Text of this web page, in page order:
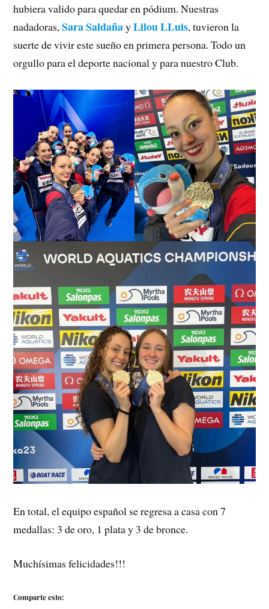
hubiera valido para quedar en pódium. Nuestras
nadadoras,Sara SaldañayLilou LLuis, tuvieron la
suerte de vivir este sueño en primera persona. Todo un
orgullo para el deporte nacional y para nuestro Club.
En total, el equipo español se regresa a casa con 7
medallas: 3 de oro, 1 plata y 3 de bronce.
Muchísimas felicidades!!!
Comparte esto: